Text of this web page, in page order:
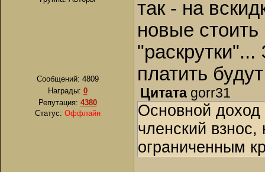
Сообщений: 4809
Награды: 0
Репутация: 4380
Статус: Оффлайн
так - на
новые стоить
платить
Цитата gorr31
Основной
членский взнос,
ограниченным